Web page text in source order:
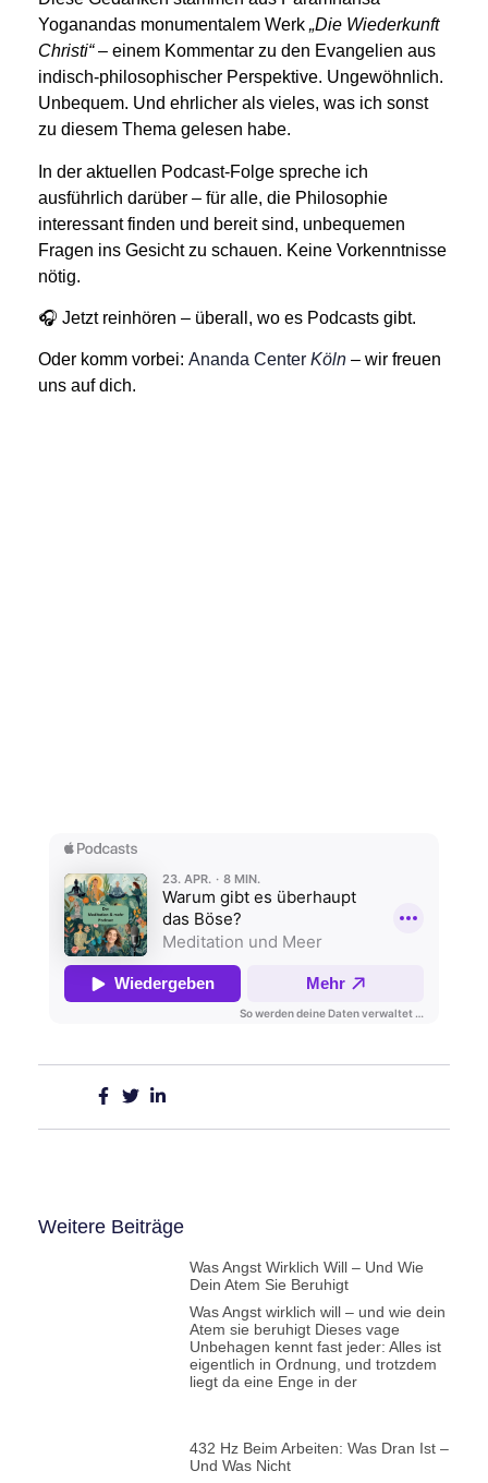
Yoganandas monumentalem Werk „Die Wiederkunft
Christi“– einem Kommentar zu den Evangelien aus
indisch-philosophischer Perspektive. Ungewöhnlich.
Unbequem. Und ehrlicher als vieles, was ich sonst
zu diesem Thema gelesen habe.
In der aktuellen Podcast-Folge spreche ich
ausführlich darüber – für alle, die Philosophie
interessant finden und bereit sind, unbequemen
Fragen ins Gesicht zu schauen. Keine Vorkenntnisse
nötig.
🎧 Jetzt reinhören – überall, wo es Podcasts gibt.
Oder komm vorbei: Ananda Center Köln – wir freuen
uns auf dich.
Weitere Beiträge
Was Angst Wirklich Will – Und Wie
Dein Atem Sie Beruhigt
Was Angst wirklich will – und wie dein
Atem sie beruhigt Dieses vage
Unbehagen kennt fast jeder: Alles ist
eigentlich in Ordnung, und trotzdem
liegt da eine Enge in der
432 Hz Beim Arbeiten: Was Dran Ist –
Und Was Nicht